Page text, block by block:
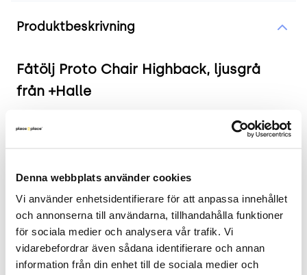
Denna webbplats använder cookies
Vi använder enhetsidentifierare för att anpassa innehållet
och annonserna till användarna, tillhandahålla funktioner
för sociala medier och analysera vår trafik. Vi
vidarebefordrar även sådana identifierare och annan
information från din enhet till de sociala medier och
Produktbeskrivning
Fåtölj Proto Chair Highback, ljusgrå
från +Halle
Produkten i korthet:
Färg och material: Ljusgrå tygklädsel.
Mått: Bredd: 99 cm, Djup: 74 cm, Höjd: 124 cm,
Sitthöjd: 45 cm.
Skick: 3/5
2 års garanti